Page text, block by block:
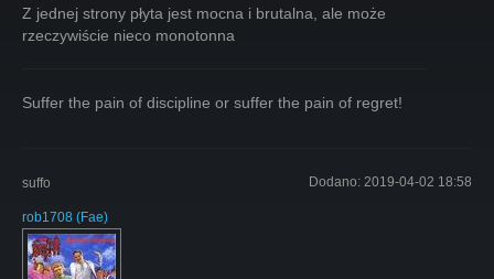
Z jednej strony płyta jest mocna i brutalna, ale może
rzeczywiście nieco monotonna
Suffer the pain of discipline or suffer the pain of regret!
suffo Dodano: 2019-04-02 18:58
rob1708 (Fae)